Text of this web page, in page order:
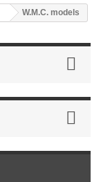
W.M.C. models